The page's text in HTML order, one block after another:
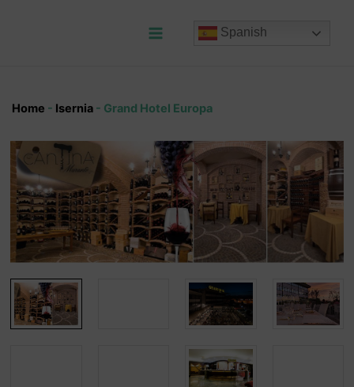
Spanish
Home - Isernia- Grand Hotel Europa